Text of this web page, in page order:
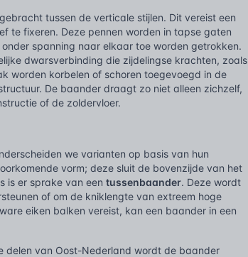
tussen de verticale stijlen. Dit vereist een
te fixeren. Deze pennen worden in tapse gaten
spanning naar elkaar toe worden getrokken.
dwarsverbinding die zijdelingse krachten, zoals
worden korbelen of schoren toegevoegd in de
De baander draagt zo niet alleen zichzelf,
of de zoldervloer.
we varianten op basis van hun
vorm; deze sluit de bovenzijde van het
is er sprake van eentussenbaander. Deze wordt
of om de kniklengte van extreem hoge
eiken balken vereist, kan een baander in een
delen van Oost-Nederland wordt de baander